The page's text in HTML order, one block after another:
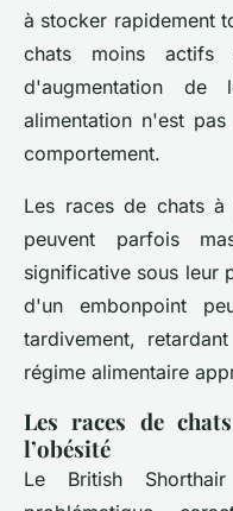
à stocker rapidement
chats moins actifs
d'augmentation
alimentation n'est
comportement.
Les races de chats
peuvent parfois
significative sous leur
d'un embonpoint
tardivement,
régime alimentaire
Les races de
l’obésité
Le British